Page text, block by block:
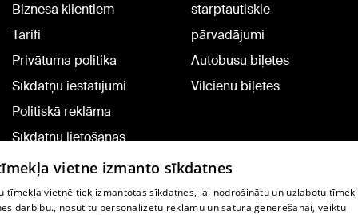
Biznesa klientiem
Tarifi
Privātuma politika
Sīkdatņu iestatījumi
Politiskā reklāma
Sīkdatņu lietošanas
noteikumi
Komentāru pievienošana
starptautiskie
pārvadājumi
Autobusu biļetes
Vilcienu biļetes
vietne izmanto sīkdatnes
tīmekļa vietnē tiek izmantotas sīkdatnes, lai nodrošinātu un uzlabotu
darbību., nosūtītu personalizētu reklāmu un satura ģenerēšanai, veiktu